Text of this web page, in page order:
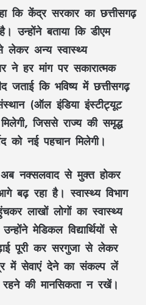
किकेंद्र सरकारका छत्तीसगढ़
उन्होंने बताया किडीएम
लेकर अन्यस्वास्थ्य
हर मांग पर सकारात्मक
जताई कि भविष्य में छत्तीसगढ़
(ऑल इंडिया इंस्टीट्यूट
जिससे राज्य कीसमृद्ध
को नई पहचान मिलेगी।
नक्सलवादसे मुक्त होकर
बढ़ रहा है।स्वास्थ्य विभाग
लाखों लोगों कास्वास्थ्य
मेडिकल विद्यार्थियोंसे
पूरी करसरगुजासे लेकर
में सेवाएं देने का संकल्प लें
की मानसिकता न रखें।